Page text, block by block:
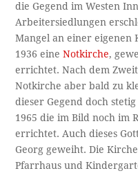
die Gegend im Westen
Arbeitersiedlungen
Mangel an einer eigenen
1936 eineNotkirche,
errichtet. Nach dem
Notkirche aber bald zu
dieser Gegend doch
1965 die im Bild noch im
errichtet. Auch dieses
Georg geweiht. Die
Pfarrhaus und